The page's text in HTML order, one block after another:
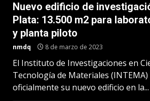
Nuevo edificio de
Plata: 13.500 m2 para
y planta piloto
nmdq 8 de marzo de 2023
El Instituto de Investigaciones en
Tecnología de Materiales
oficialmente su nuevo edificio en la...